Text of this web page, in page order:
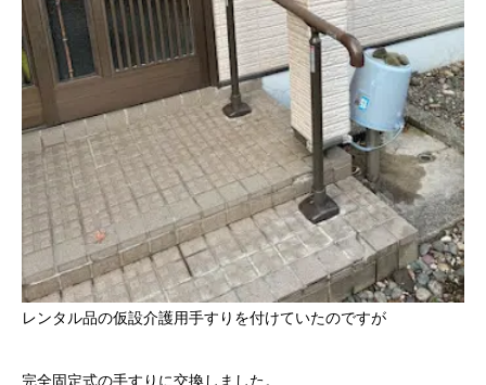
レンタル品の仮設介護用手すりを付けていたのですが
完全固定式の手すりに交換しました。